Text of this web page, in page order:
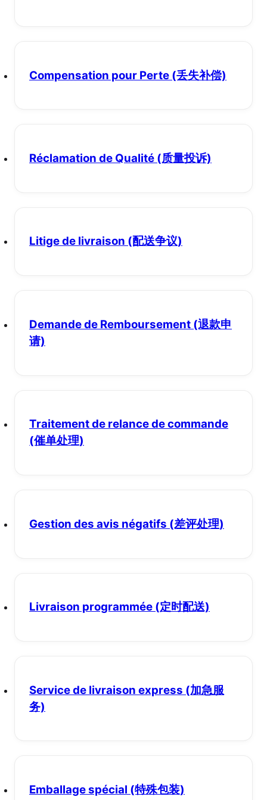
Compensation pour Perte (丢失补偿)
Réclamation de Qualité (质量投诉)
Litige de livraison (配送争议)
Demande de Remboursement (退款申
请)
Traitement de relance de commande
(催单处理)
Gestion des avis négatifs (差评处理)
Livraison programmée (定时配送)
Service de livraison express (加急服
务)
Emballage spécial (特殊包装)